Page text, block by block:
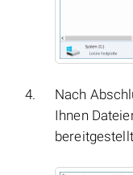
Nach
Ihnen